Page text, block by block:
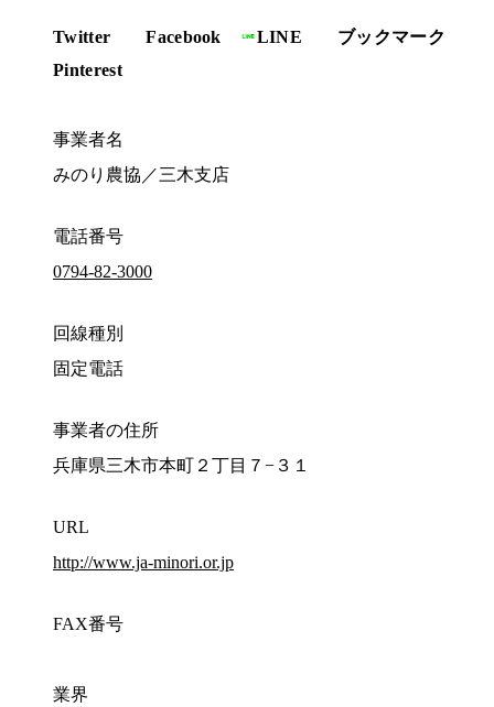
Twitter Facebook LINE
ブックマーク
Pinterest
事業者名
みのり農協／三木支店
電話番号
0794-82-3000
回線種別
固定電話
事業者の住所
兵庫県三木市本町２丁目７−３１
URL
http://www.ja-minori.or.jp
FAX番号
業界